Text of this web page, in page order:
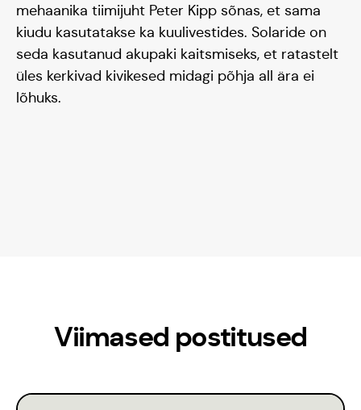
mehaanika tiimijuht Peter Kipp sõnas, et sama
kiudu kasutatakse ka kuulivestides. Solaride on
seda kasutanud akupaki kaitsmiseks, et ratastelt
üles kerkivad kivikesed midagi põhja all ära ei
lõhuks.
Viimased postitused